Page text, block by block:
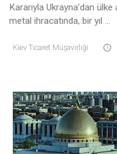
Kararıyla Ukrayna’dan
metal ihracatında, bir yıl ...
Kiev Ticaret Müşavirliği